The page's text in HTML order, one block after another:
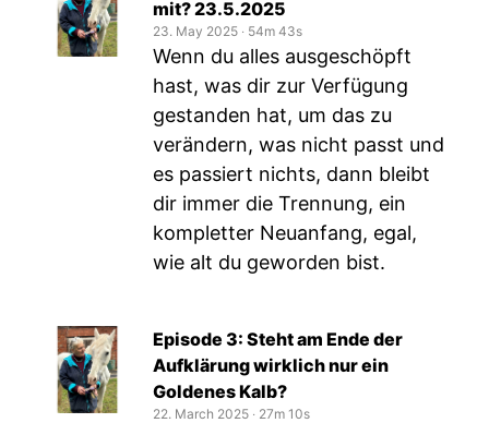
mit? 23.5.2025
23. May 2025 ‧ 54m 43s
Wenn du alles ausgeschöpft
hast, was dir zur Verfügung
gestanden hat, um das zu
verändern, was nicht passt und
es passiert nichts, dann bleibt
dir immer die Trennung, ein
kompletter Neuanfang, egal,
wie alt du geworden bist.
Episode 3: Steht am Ende der
Aufklärung wirklich nur ein
Goldenes Kalb?
22. March 2025 ‧ 27m 10s